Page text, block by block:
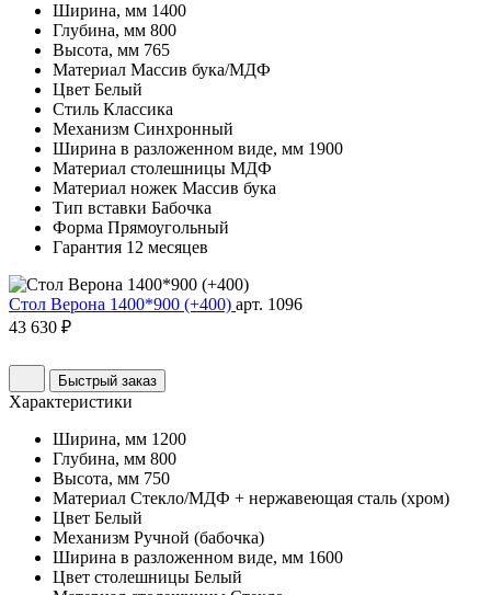
Ширина, мм 1400
Глубина, мм 800
Высота, мм 765
Материал Массив бука/МДФ
Цвет Белый
Стиль Классика
Механизм Синхронный
Ширина в разложенном виде, мм 1900
Материал столешницы МДФ
Материал ножек Массив бука
Тип вставки Бабочка
Форма Прямоугольный
Гарантия 12 месяцев
Стол Верона 1400*900 (+400) арт. 1096
43 630 ₽
Быстрый заказ
Характеристики
Ширина, мм 1200
Глубина, мм 800
Высота, мм 750
Материал Стекло/МДФ + нержавеющая сталь (хром)
Цвет Белый
Механизм Ручной (бабочка)
Ширина в разложенном виде, мм 1600
Цвет столешницы Белый